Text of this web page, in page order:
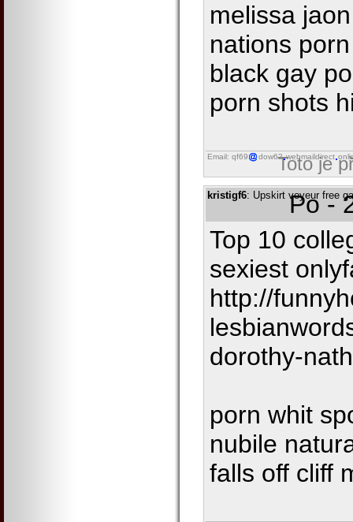
melissa
nations
black gay
porn shots
Email: qf69 dow62 webmaildirect
Toto je
kristigf6: Upskirt voyeur free
Po -
Top 10
sexiest
http://
dorothy-
porn whit
nubile
falls off cliff